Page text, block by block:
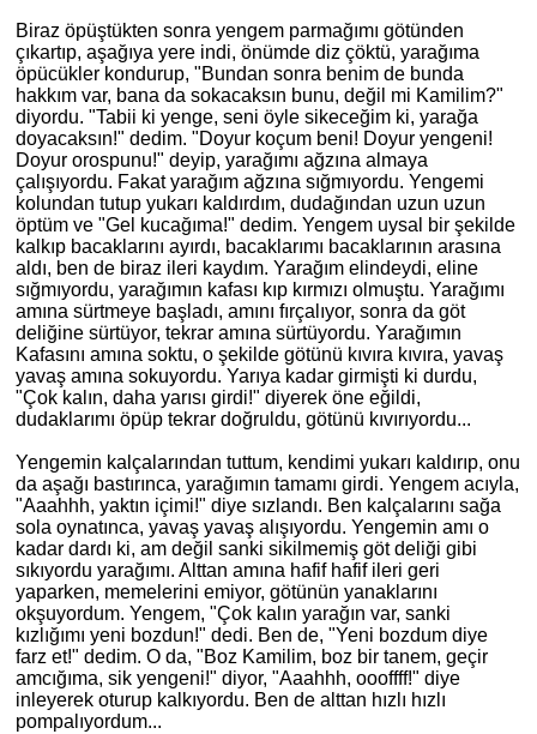
Biraz öpüştükten sonra yengem parmağımı götünden
çıkartıp, aşağıya yere indi, önümde diz çöktü, yarağıma
öpücükler kondurup, "Bundan sonra benim de bunda
hakkım var, bana da sokacaksın bunu, değil mi Kamilim?"
diyordu. "Tabii ki yenge, seni öyle sikeceğim ki, yarağa
doyacaksın!" dedim. "Doyur koçum beni! Doyur yengeni!
Doyur orospunu!" deyip, yarağımı ağzına almaya
çalışıyordu. Fakat yarağım ağzına sığmıyordu. Yengemi
kolundan tutup yukarı kaldırdım, dudağından uzun uzun
öptüm ve "Gel kucağıma!" dedim. Yengem uysal bir şekilde
kalkıp bacaklarını ayırdı, bacaklarımı bacaklarının arasına
aldı, ben de biraz ileri kaydım. Yarağım elindeydi, eline
sığmıyordu, yarağımın kafası kıp kırmızı olmuştu. Yarağımı
amına sürtmeye başladı, amını fırçalıyor, sonra da göt
deliğine sürtüyor, tekrar amına sürtüyordu. Yarağımın
Kafasını amına soktu, o şekilde götünü kıvıra kıvıra, yavaş
yavaş amına sokuyordu. Yarıya kadar girmişti ki durdu,
"Çok kalın, daha yarısı girdi!" diyerek öne eğildi,
dudaklarımı öpüp tekrar doğruldu, götünü kıvırıyordu...
Yengemin kalçalarından tuttum, kendimi yukarı kaldırıp, onu
da aşağı bastırınca, yarağımın tamamı girdi. Yengem acıyla,
"Aaahhh, yaktın içimi!" diye sızlandı. Ben kalçalarını sağa
sola oynatınca, yavaş yavaş alışıyordu. Yengemin amı o
kadar dardı ki, am değil sanki sikilmemiş göt deliği gibi
sıkıyordu yarağımı. Alttan amına hafif hafif ileri geri
yaparken, memelerini emiyor, götünün yanaklarını
okşuyordum. Yengem, "Çok kalın yarağın var, sanki
kızlığımı yeni bozdun!" dedi. Ben de, "Yeni bozdum diye
farz et!" dedim. O da, "Boz Kamilim, boz bir tanem, geçir
amcığıma, sik yengeni!" diyor, "Aaahhh, oooffff!" diye
inleyerek oturup kalkıyordu. Ben de alttan hızlı hızlı
pompalıyordum...